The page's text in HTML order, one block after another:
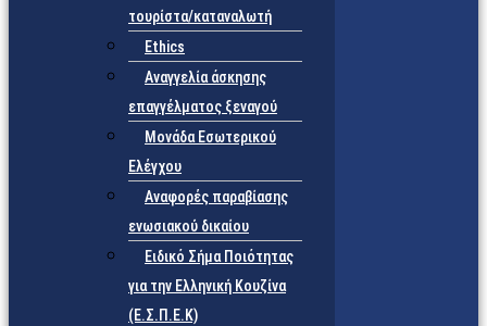
τουρίστα/καταναλωτή
Ethics
Αναγγελία άσκησης
επαγγέλματος ξεναγού
Μονάδα Εσωτερικού
Ελέγχου
Αναφορές παραβίασης
ενωσιακού δικαίου
Ειδικό Σήμα Ποιότητας
για την Ελληνική Κουζίνα
(Ε.Σ.Π.Ε.Κ)